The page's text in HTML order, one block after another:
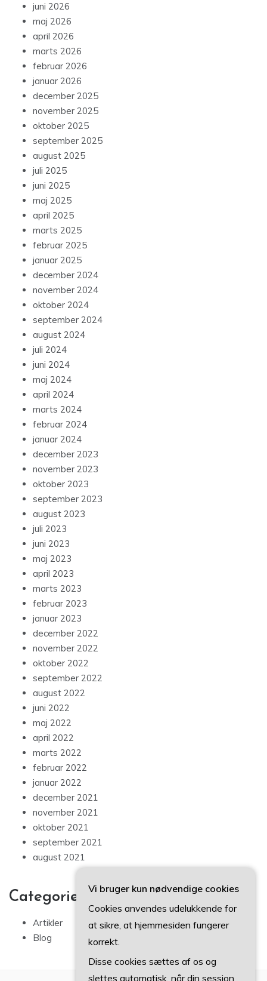
juni 2026
maj 2026
april 2026
marts 2026
februar 2026
januar 2026
december 2025
november 2025
oktober 2025
september 2025
august 2025
juli 2025
juni 2025
maj 2025
april 2025
marts 2025
februar 2025
januar 2025
december 2024
november 2024
oktober 2024
september 2024
august 2024
juli 2024
juni 2024
maj 2024
april 2024
marts 2024
februar 2024
januar 2024
december 2023
november 2023
oktober 2023
september 2023
august 2023
juli 2023
juni 2023
maj 2023
april 2023
marts 2023
februar 2023
januar 2023
december 2022
november 2022
oktober 2022
september 2022
august 2022
juni 2022
maj 2022
april 2022
marts 2022
februar 2022
januar 2022
december 2021
november 2021
oktober 2021
september 2021
august 2021
Categories
Artikler
Blog
Vi bruger kun nødvendige cookies
Cookies anvendes udelukkende for
at sikre, at hjemmesiden fungerer
korrekt.
Disse cookies sættes af os og
slettes automatisk, når din session